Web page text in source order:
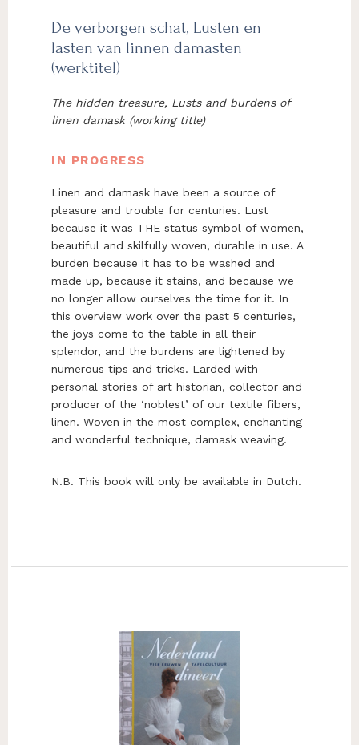
De verborgen schat, Lusten en
lasten van linnen damasten
(werktitel)
The hidden treasure, Lusts and burdens of
linen damask (working title)
IN PROGRESS
Linen and damask have been a source of
pleasure and trouble for centuries. Lust
because it was THE status symbol of women,
beautiful and skilfully woven, durable in use. A
burden because it has to be washed and
made up, because it stains, and because we
no longer allow ourselves the time for it. In
this overview work over the past 5 centuries,
the joys come to the table in all their
splendor, and the burdens are lightened by
numerous tips and tricks. Larded with
personal stories of art historian, collector and
producer of the ‘noblest’ of our textile fibers,
linen. Woven in the most complex, enchanting
and wonderful technique, damask weaving.
N.B. This book will only be available in Dutch.